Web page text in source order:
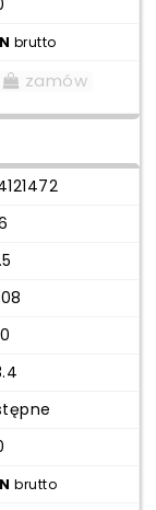
brutto
zamów
brutto